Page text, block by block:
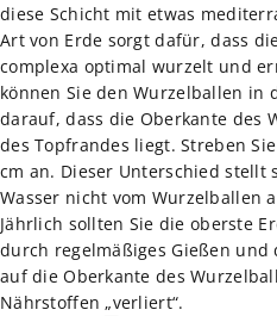
diese Schicht mit etwas
Art von Erde sorgt dafür, dass
complexa optimal wurzelt und
können Sie den Wurzelballen in
darauf, dass die Oberkante des
des Topfrandes liegt. Streben
cm an. Dieser Unterschied stellt
Wasser nicht vom Wurzelballen
Jährlich sollten Sie die oberste
durch regelmäßiges Gießen
auf die Oberkante des
Nährstoffen „verliert“.